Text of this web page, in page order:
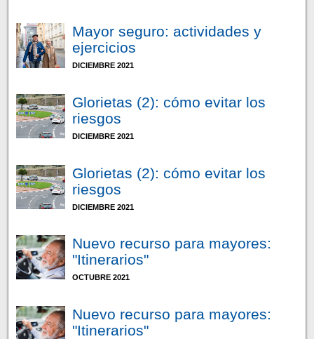
Mayor seguro: actividades y
ejercicios
DICIEMBRE 2021
Glorietas (2): cómo evitar los
riesgos
DICIEMBRE 2021
Glorietas (2): cómo evitar los
riesgos
DICIEMBRE 2021
Nuevo recurso para mayores:
"Itinerarios"
OCTUBRE 2021
Nuevo recurso para mayores:
"Itinerarios"